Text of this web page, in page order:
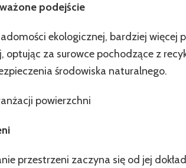
podejście
ekologicznej, bardziej
optując za surowce pochodzące z
środowiska naturalnego.
powierzchni
przestrzeni zaczyna się od jej